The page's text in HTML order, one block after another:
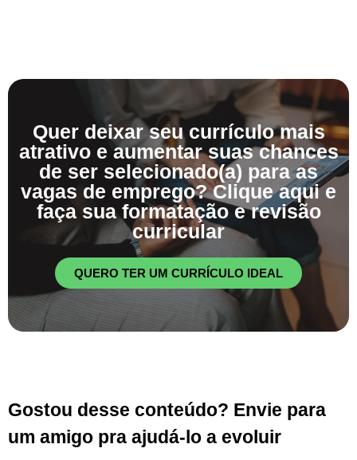
Quer deixar seu currículo mais
atrativo e aumentar suas chances
de ser selecionado(a) para as
vagas de emprego? Clique aqui e
faça sua formatação e revisão
curricular
QUERO TER UM CURRÍCULO IDEAL
Gostou desse conteúdo? Envie para
um amigo pra ajudá-lo a evoluir